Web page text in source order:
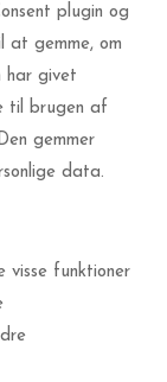
plugin og
at gemme, om
har givet
til brugen af
gemmer
data.
visse funktioner